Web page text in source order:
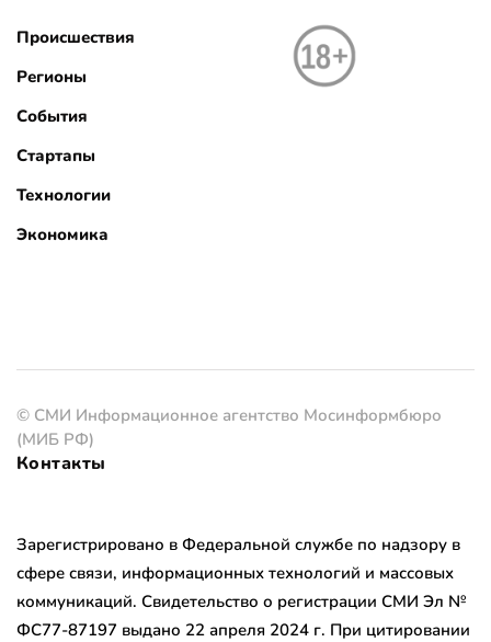
Происшествия
Регионы
События
Стартапы
Технологии
Экономика
© СМИ Информационное агентство Мосинформбюро
(МИБ РФ)
Контакты
Зарегистрировано в Федеральной службе по надзору в
сфере связи, информационных технологий и массовых
коммуникаций. Свидетельство о регистрации СМИ Эл №
ФС77-87197 выдано 22 апреля 2024 г. При цитировании